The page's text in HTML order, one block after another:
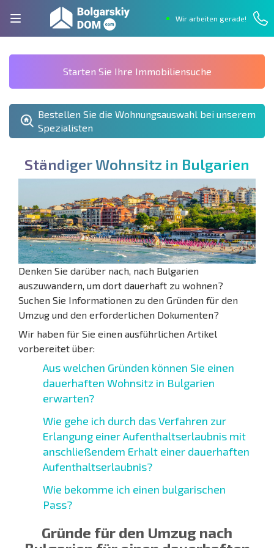
Wir arbeiten gerade!
Starten Sie Ihre Immobiliensuche
Bestellen Sie die Wohnungsauswahl bei unserem
Spezialisten
StändigerWohnsitz in Bulgarien
Denken Sie darüber nach, nach Bulgarien
auszuwandern, um dort dauerhaft zu wohnen?
Suchen Sie Informationen zu den Gründen für den
Umzug und den erforderlichen Dokumenten?
Wir haben für Sie einen ausführlichen Artikel
vorbereitet über:
Aus welchen Gründen können Sie einen
dauerhaften Wohnsitz in Bulgarien
erwarten?
Wie gehe ich durch das Verfahren zur
Erlangung einer Aufenthaltserlaubnis mit
anschließendem Erhalt einer dauerhaften
Aufenthaltserlaubnis?
Wie bekomme ich einen bulgarischen
Pass?
Gründe für den Umzug nach